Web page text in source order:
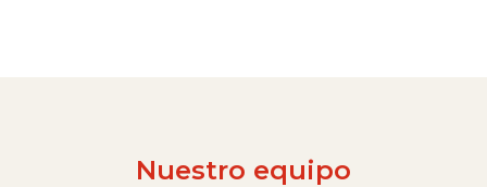
Nuestro equipo